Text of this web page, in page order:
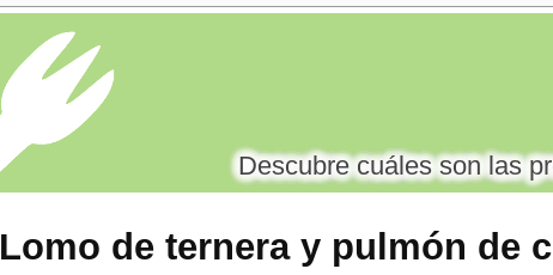
Lomo de ternera y pulmón de
Descubre cuáles son las